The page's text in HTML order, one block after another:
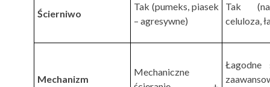
Ścierniwo
Tak (pumeks, piasek
– agresywne)
Tak
celuloza,
Mechanizm
Mechaniczne
Łagodne